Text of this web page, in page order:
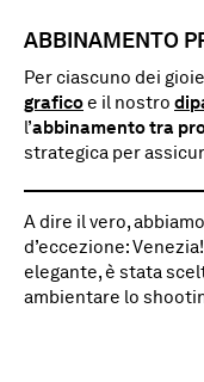
ABBINAMENTO
Per ciascuno dei
graficoe il nostro
l’abbinamento tra
strategica per
A dire il vero,
d’eccezione:
elegante, è stata
ambientare lo